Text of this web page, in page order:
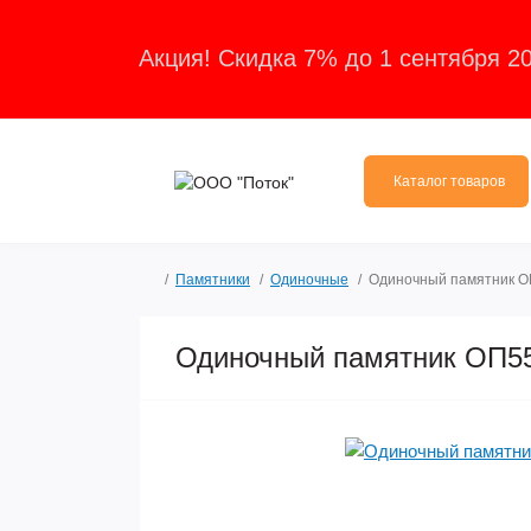
Акция! Скидка 7% до 1 сентября
Каталог товаров
Памятники Одиночные Одиночный памятник
Одиночный памятник